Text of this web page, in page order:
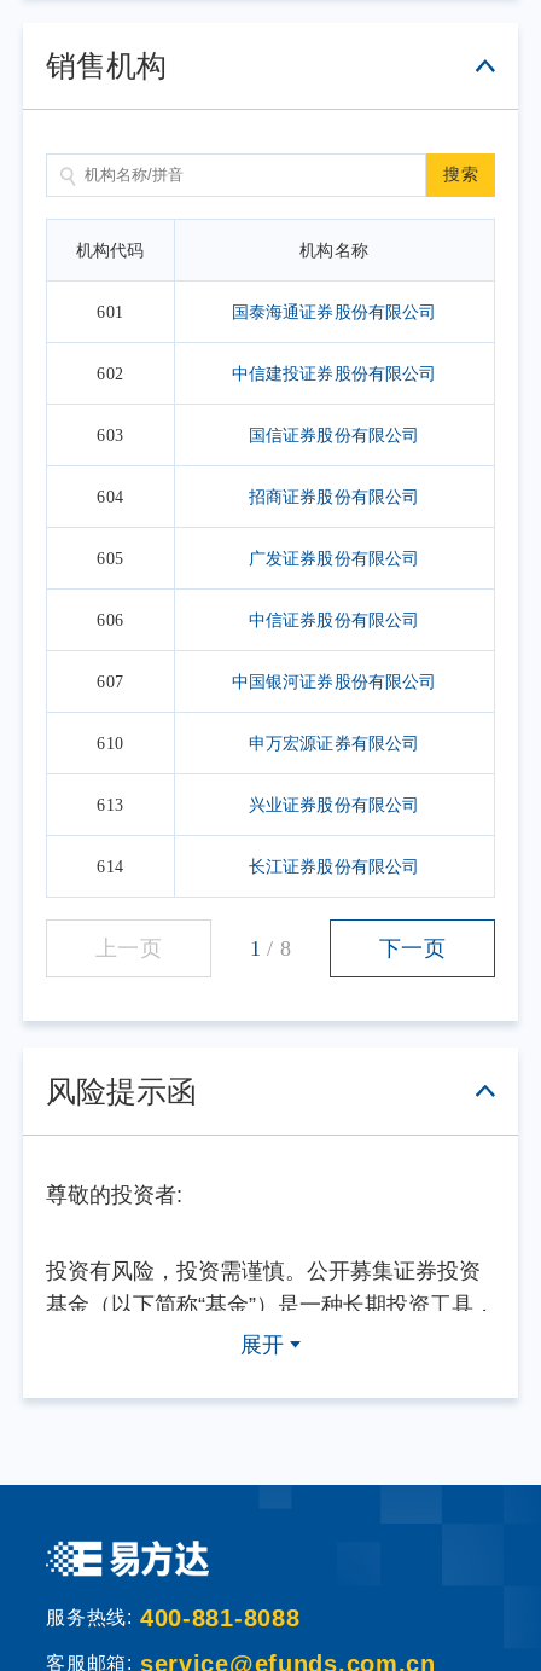
销售机构
搜索
机构代码 机构名称
601 国泰海通证券股份有限公司
602 中信建投证券股份有限公司
603 国信证券股份有限公司
604 招商证券股份有限公司
605 广发证券股份有限公司
606 中信证券股份有限公司
607 中国银河证券股份有限公司
610 申万宏源证券有限公司
613 兴业证券股份有限公司
614 长江证券股份有限公司
上一页 1 / 8 下一页
风险提示函
尊敬的投资者:
投资有风险，投资需谨慎。公开募集证券投资
基金（以下简称“基金”）是一种长期投资工具，
其主要功能是分散投资，降低投资单一证券所
提供固定收益预期的金融工具，当您购买基金
基金销售机构根据法规要求对投资者类别、风
险承受能力和基金的风险等级进行划分，并提
出适当性匹配意见。本基金法律文件中涉及基
展开
服务热线: 400-881-8088
客服邮箱: service@efunds.com.cn